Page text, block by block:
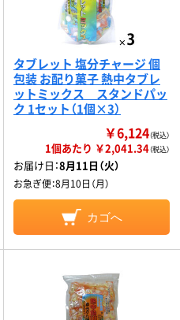
タブレット 塩分チャージ 個
包装 お配り菓子 熱中タブレ
ットミックス スタンドパッ
ク 1セット（1個×3）
￥6,124（税込）
1個あたり ￥2,041.34（税込）
お届け日：8月11日（火）
お急ぎ便：8月10日（月）
カゴへ